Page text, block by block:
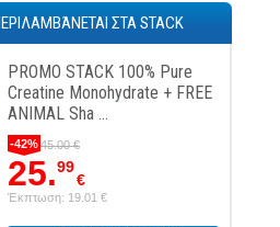
ΣΤΑ STACK
PROMO STACK 100% Pure
Creatine Monohydrate + FREE
ANIMAL Sha ...
-42%45.00 €
25.99
€
Έκπτωση: 19.01 €